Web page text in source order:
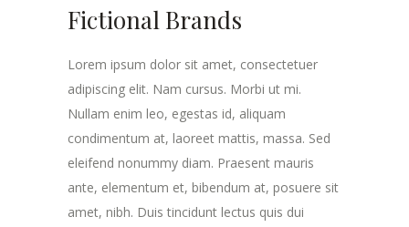
Fictional Brands
Lorem ipsum dolor sit amet, consectetuer
adipiscing elit. Nam cursus. Morbi ut mi.
Nullam enim leo, egestas id, aliquam
condimentum at, laoreet mattis, massa. Sed
eleifend nonummy diam. Praesent mauris
ante, elementum et, bibendum at, posuere sit
amet, nibh. Duis tincidunt lectus quis dui